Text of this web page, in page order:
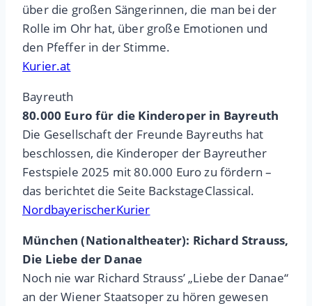
über die großen Sängerinnen, die man bei der
Rolle im Ohr hat, über große Emotionen und
den Pfeffer in der Stimme.
Kurier.at
Bayreuth
80.000 Euro für die Kinderoper in Bayreuth
Die Gesellschaft der Freunde Bayreuths hat
beschlossen, die Kinderoper der Bayreuther
Festspiele 2025 mit 80.000 Euro zu fördern –
das berichtet die Seite BackstageClassical.
NordbayerischerKurier
München (Nationaltheater): Richard Strauss,
Die Liebe der Danae
Noch nie war Richard Strauss’ „Liebe der Danae“
an der Wiener Staatsoper zu hören gewesen